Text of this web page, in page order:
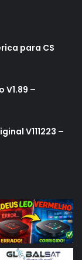
para CS
V1.89 –
V111223 –